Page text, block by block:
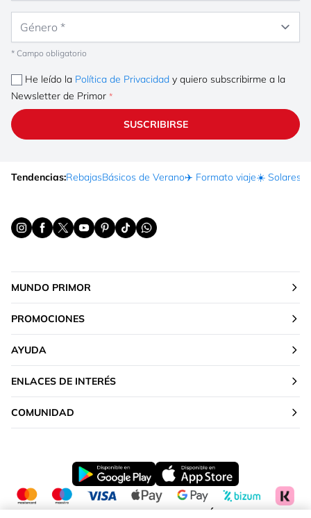
* Campo obligatorio
He leído la Política de Privacidad y quiero subscribirme a la
Newsletter de Primor
SUSCRIBIRSE
Tendencias:RebajasBásicos de Verano✈️ Formato viaje☀️ Solares
MUNDO PRIMOR
PROMOCIONES
AYUDA
ENLACES DE INTERÉS
COMUNIDAD
CAMBIAR TU UBICACIÓN